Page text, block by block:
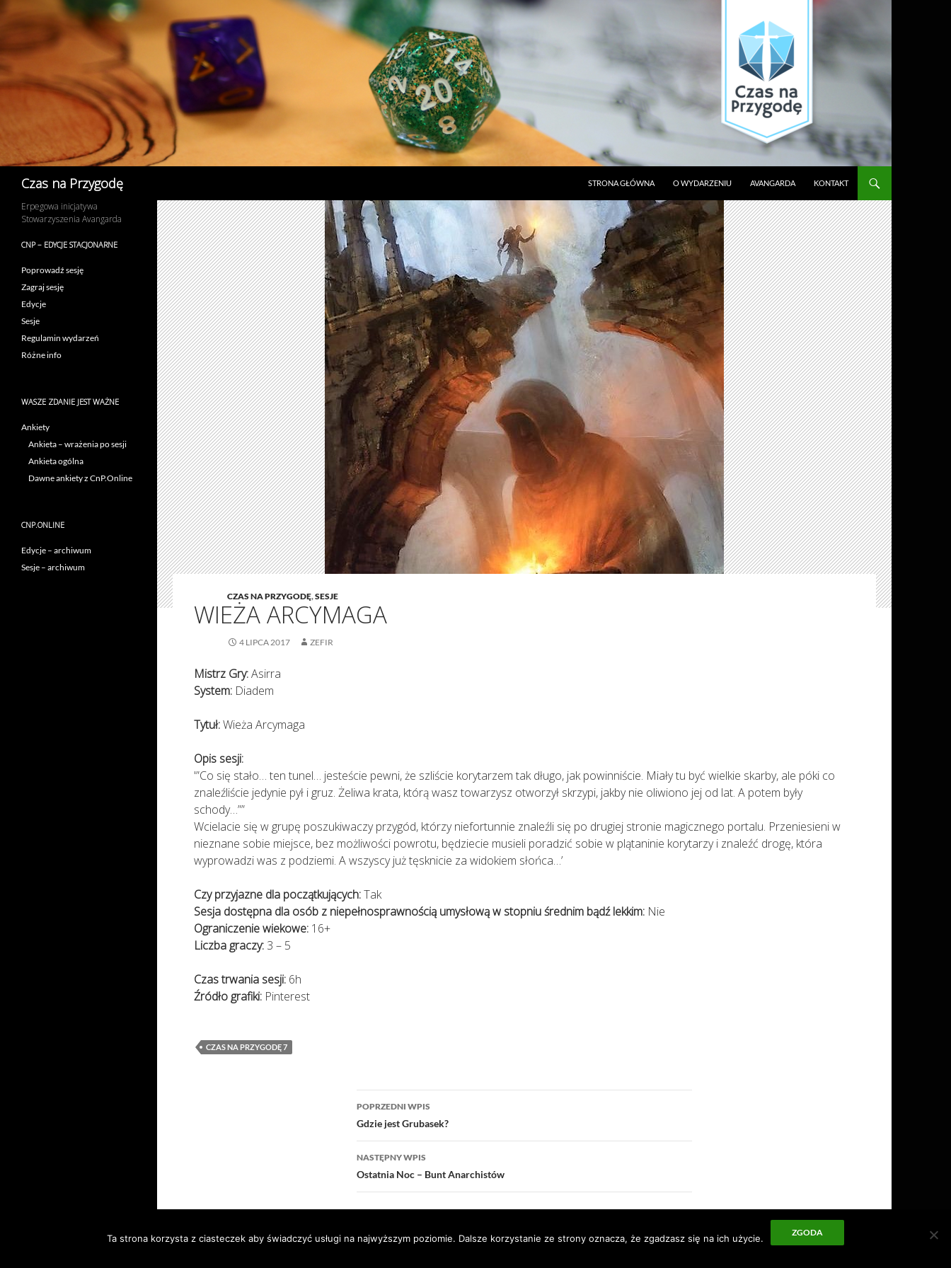
treści
Czas na Przygodę STRONA GŁÓWNA O WYDARZENIU AVANGARDA KONTAKT
CZAS NA PRZYGODĘ,SESJE
WIEŻA ARCYMAGA
4 LIPCA 2017 ZEFIR
Mistrz Gry:Asirra
System:Diadem
Tytuł:Wieża Arcymaga
Opis sesji:
'”Co się stało… ten tunel… jesteście pewni, że szliście korytarzem tak długo, jak powinniście. Miały tu być wielkie skarby, ale póki co
znaleźliście jedynie pył i gruz. Żeliwa krata, którą wasz towarzysz otworzył skrzypi, jakby nie oliwiono jej od lat. A potem były
schody…””
Wcielacie się w grupę poszukiwaczy przygód, którzy niefortunnie znaleźli się po drugiej stronie magicznego portalu. Przeniesieni w
nieznane sobie miejsce, bez możliwości powrotu, będziecie musieli poradzić sobie w plątaninie korytarzy i znaleźć drogę, która
wyprowadzi was z podziemi. A wszyscy już tęsknicie za widokiem słońca…’
Czy przyjazne dla początkujących:Tak
Sesja dostępna dla osób z niepełnosprawnością umysłową w stopniu średnim bądź lekkim: Nie
Ograniczenie wiekowe:16+
Liczba graczy:3 – 5
Czas trwania sesji:6h
Źródło grafiki:Pinterest
CZAS NA PRZYGODĘ 7
Nawigacja
wpisu
POPRZEDNI WPIS
Gdzie jest Grubasek?
NASTĘPNY WPIS
Ostatnia Noc – Bunt Anarchistów
Erpegowa inicjatywa
Stowarzyszenia Avangarda
CNP – EDYCJE STACJONARNE
Poprowadź sesję
Zagraj sesję
Edycje
Sesje
Regulamin wydarzeń
Różne info
WASZE ZDANIE JEST WAŻNE
Ankiety
Ankieta – wrażenia po sesji
Ankieta ogólna
Dawne ankiety z CnP.Online
CNP.ONLINE
Edycje – archiwum
Sesje – archiwum
Ta strona korzysta z ciasteczek aby świadczyć usługi na najwyższym poziomie. Dalsze korzystanie ze strony oznacza, że zgadzasz się na ich użycie.
ZGODA